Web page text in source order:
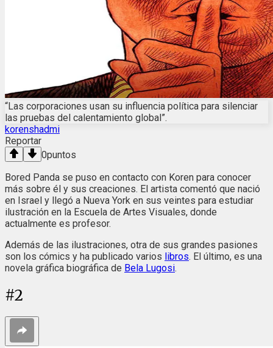
“Las corporaciones usan su influencia política para silenciar
las pruebas del calentamiento global”.
korenshadmi
Reportar
0puntos
Bored Panda se puso en contacto con Koren para conocer
más sobre él y sus creaciones. El artista comentó que nació
en Israel y llegó a Nueva York en sus veintes para estudiar
ilustración en la Escuela de Artes Visuales, donde
actualmente es profesor.
Además de las ilustraciones, otra de sus grandes pasiones
son los cómics y ha publicado varios libros. El último, es una
novela gráfica biográfica de Bela Lugosi.
#2